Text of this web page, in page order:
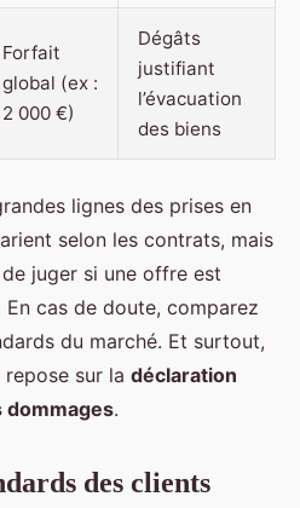
Forfait
global (ex :
2 000 €)
Dégâts
justifiant
l’évacuation
des biens
lignes des prises en
selon les contrats, mais
juger si une offre est
cas de doute, comparez
du marché. Et surtout,
sur la déclaration
dommages.
des clients